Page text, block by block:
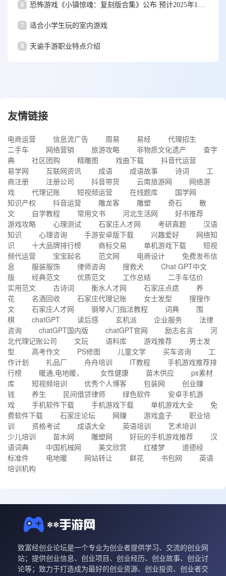
6 恐怖游戏《小镇惊魂：复刻版合集》公布 预计2025年1月15日发售
7 适合小学生玩的室内游戏
8 天谕手游职业特点介绍
友情链接
电商运营 信息流广告 周易 易经
代理招生
二手车
网络营销 旅游攻略 非物质文化遗产
查字
典
社区团购 精雕图 戏曲下载
抖音代运营
易学网
互联网资讯 成语 成语故事 诗词
工
商注册
注册公司 抖音带货 云南旅游网
网络游
戏
代理记账 短视频运营 在线题库
国学网
知识产权
抖音运营 雕龙客 雕塑 奇石
散
文
自学教程 常用文书 河北生活网
好书推荐
游戏攻略
心理测试 石家庄人才网 考研真题
汉语
知识
心理咨询 手游安卓版下载 兴趣爱好
网络知
识
十大品牌排行榜 商标交易 单机游戏下载
短视
频代运营
宝宝起名 范文网 电商设计
免费发布信
息
服装服饰 律师咨询 搜救犬
Chat GPT中文
版
经典范文 优质范文 工作总结
二手车估价
实用范文
古诗词 衡水人才网 石家庄点痣
养
花
名酒回收 石家庄代理记账 女士发型
搜搜作
文
石家庄人才网 钢琴入门指法教程 词典
围
棋
chatGPT 读后感 玄机派 企业服务
法律
咨询
chatGPT国内版 chatGPT官网 励志名言
河
北代理记账公司
文玩 语料库 游戏推荐
男士发
型
高考作文 PS修图 儿童文学 买车咨询
工
作计划
礼品厂 舟舟培训 IT教程
手机游戏推荐排
行榜
暖通,电地暖， 女性健康 苗木供应
ps素材
库
短视频培训 优秀个人博客 包装网
创业赚
钱
养生 民间借贷律师 绿色软件
安卓手机游
戏
手机软件下载 手机游戏下载 单机游戏大全
免
费软件下载
石家庄论坛 网赚 游戏盒子
职业培
训
资格考试 成语大全 英语培训
艺术培训
少儿培训
苗木网 雕塑网 好玩的手机游戏推荐
汉
语词典
中国机械网 美文欣赏 红楼梦
道德经
标准件
电地暖 网站转让 鲜花 书包网
英语
培训机构
致富经创业论坛是一个专业为创业者提供学习、交流的创业网
站；提供创业信息、创业项目、创业经历、创业故事、创业讨
论等；致力于打造成为最好的创业资源、创业投资、创业者交